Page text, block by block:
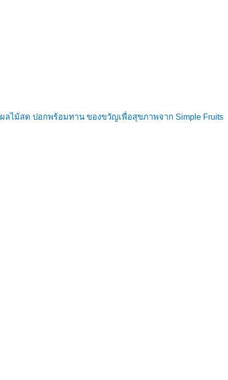
ผลไม้สด ปอกพร้อมทาน ของขวัญเพื่อสุขภาพจาก Simple Fruits